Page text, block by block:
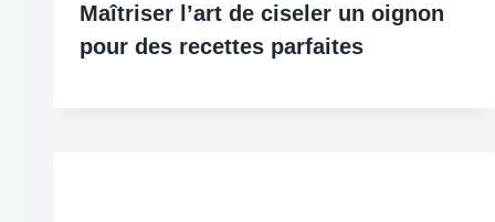
Maîtriser l’art de ciseler un oignon
pour des recettes parfaites